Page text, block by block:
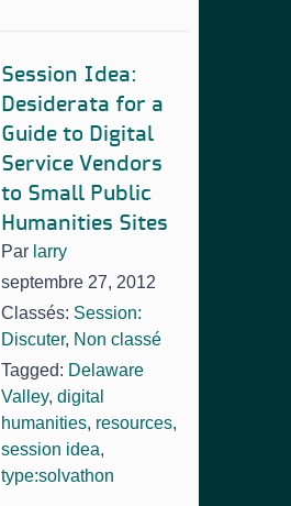
Session Idea:
Desiderata for a
Guide to Digital
Service Vendors
to Small Public
Humanities Sites
Par larry
septembre 27, 2012
Classés: Session:
Discuter, Non classé
Tagged: Delaware
Valley, digital
humanities, resources,
session idea,
type:solvathon